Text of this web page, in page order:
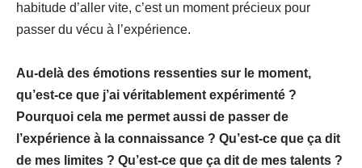
habitude d’aller vite, c’est un moment précieux pour
passer du vécu à l’expérience.
Au-delà des émotions ressenties sur le moment,
qu’est-ce que j’ai véritablement expérimenté ?
Pourquoi cela me permet aussi de passer de
l’expérience à la connaissance ? Qu’est-ce que ça dit
de mes limites ? Qu’est-ce que ça dit de mes talents ?